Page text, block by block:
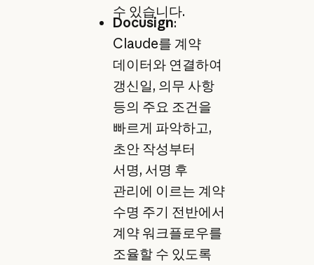
수 있습니다.
Docusign:
Claude를 계약
데이터와 연결하여
갱신일, 의무 사항
등의 주요 조건을
빠르게 파악하고,
초안 작성부터
서명, 서명 후
관리에 이르는 계약
수명 주기 전반에서
계약 워크플로우를
조율할 수 있도록